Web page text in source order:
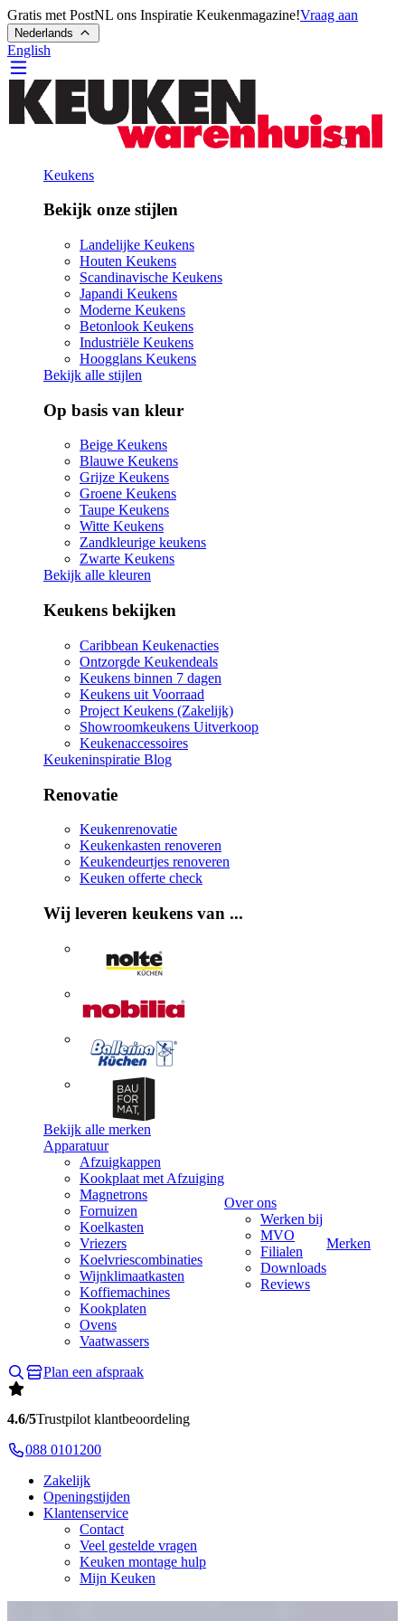
Gratis met PostNL ons Inspiratie Keukenmagazine!Vraag aan
Nederlands
English
Keukens
Bekijk onze stijlen
Landelijke Keukens
Houten Keukens
Scandinavische Keukens
Japandi Keukens
Moderne Keukens
Betonlook Keukens
Industriële Keukens
Hoogglans Keukens
Bekijk alle stijlen
Op basis van kleur
Beige Keukens
Blauwe Keukens
Grijze Keukens
Groene Keukens
Taupe Keukens
Witte Keukens
Zandkleurige keukens
Zwarte Keukens
Bekijk alle kleuren
Keukens bekijken
Caribbean Keukenacties
Ontzorgde Keukendeals
Keukens binnen 7 dagen
Keukens uit Voorraad
Project Keukens (Zakelijk)
Showroomkeukens Uitverkoop
Keukenaccessoires
Keukeninspiratie Blog
Renovatie
Keukenrenovatie
Keukenkasten renoveren
Keukendeurtjes renoveren
Keuken offerte check
Wij leveren keukens van ...
Bekijk alle merken
Apparatuur
Afzuigkappen
Kookplaat met Afzuiging
Magnetrons
Fornuizen
Koelkasten
Vriezers
Koelvriescombinaties
Wijnklimaatkasten
Koffiemachines
Kookplaten
Ovens
Vaatwassers
Over ons
Werken bij
MVO
Filialen
Downloads
Reviews
Merken
Plan een afspraak
4.6/5Trustpilot klantbeoordeling
088 0101200
Zakelijk
Openingstijden
Klantenservice
Contact
Veel gestelde vragen
Keuken montage hulp
Mijn Keuken